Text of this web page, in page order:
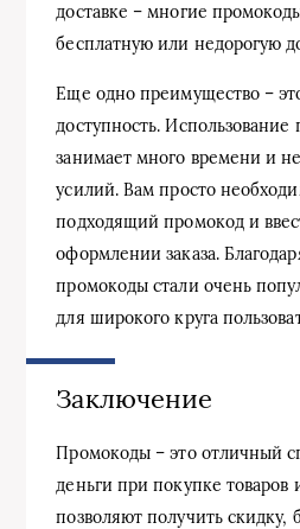
доставке – многие
бесплатную или недорогую
Еще одно преимущество –
доступность.
занимает много времени и
усилий. Вам просто
подходящий промокод и
оформлении заказа.
промокоды стали очень
для широкого круга
Заключение
Промокоды – это отличный
деньги при покупке товаров
позволяют получить скидку,